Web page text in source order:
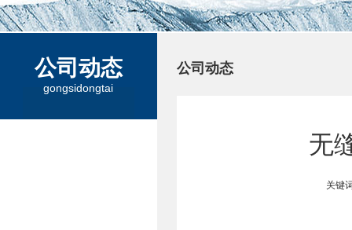
公司动态
gongsidongtai
公司动态
无
关键